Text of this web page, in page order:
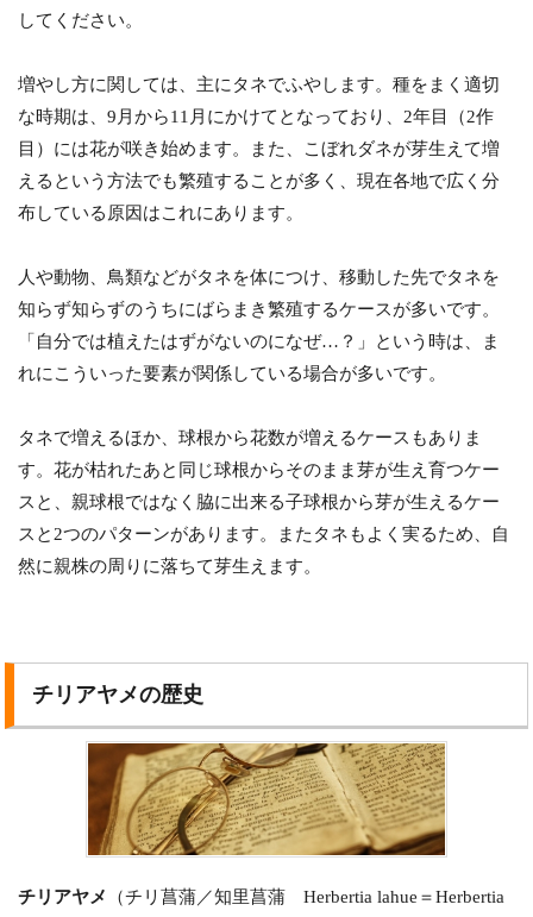
してください。
増やし方に関しては、主にタネでふやします。種をまく適切
な時期は、9月から11月にかけてとなっており、2年目（2作
目）には花が咲き始めます。また、こぼれダネが芽生えて増
えるという方法でも繁殖することが多く、現在各地で広く分
布している原因はこれにあります。
人や動物、鳥類などがタネを体につけ、移動した先でタネを
知らず知らずのうちにばらまき繁殖するケースが多いです。
「自分では植えたはずがないのになぜ…？」という時は、ま
れにこういった要素が関係している場合が多いです。
タネで増えるほか、球根から花数が増えるケースもありま
す。花が枯れたあと同じ球根からそのまま芽が生え育つケー
スと、親球根ではなく脇に出来る子球根から芽が生えるケー
スと2つのパターンがあります。またタネもよく実るため、自
然に親株の周りに落ちて芽生えます。
チリアヤメの歴史
チリアヤメ
（チリ菖蒲／知里菖蒲 Herbertia lahue＝Herbertia